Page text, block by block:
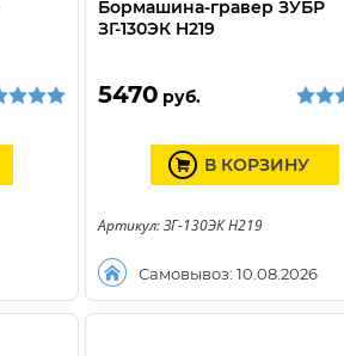
Бормашина-гравер ЗУБР
ЗГ-130ЭК H219
5470 руб.
Самовывоз: 10.08.2026
В КОРЗИНУ
Артикул: ЗГ-130ЭК H219